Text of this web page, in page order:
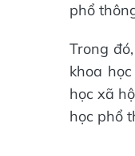
phổ
Trong
khoa
học xã
học phổ